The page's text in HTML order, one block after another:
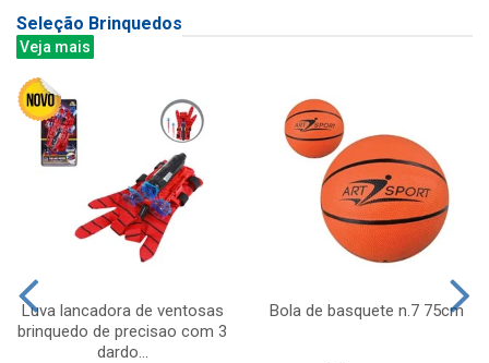
Seleção Brinquedos
Veja mais
Luva lancadora de ventosas
brinquedo de precisao com 3
dardo...
Bola de basquete n.7 75cm